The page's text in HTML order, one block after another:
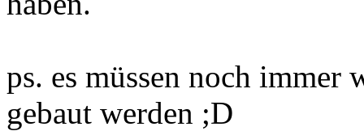
ps. es müssen noch immer
gebaut werden ;D